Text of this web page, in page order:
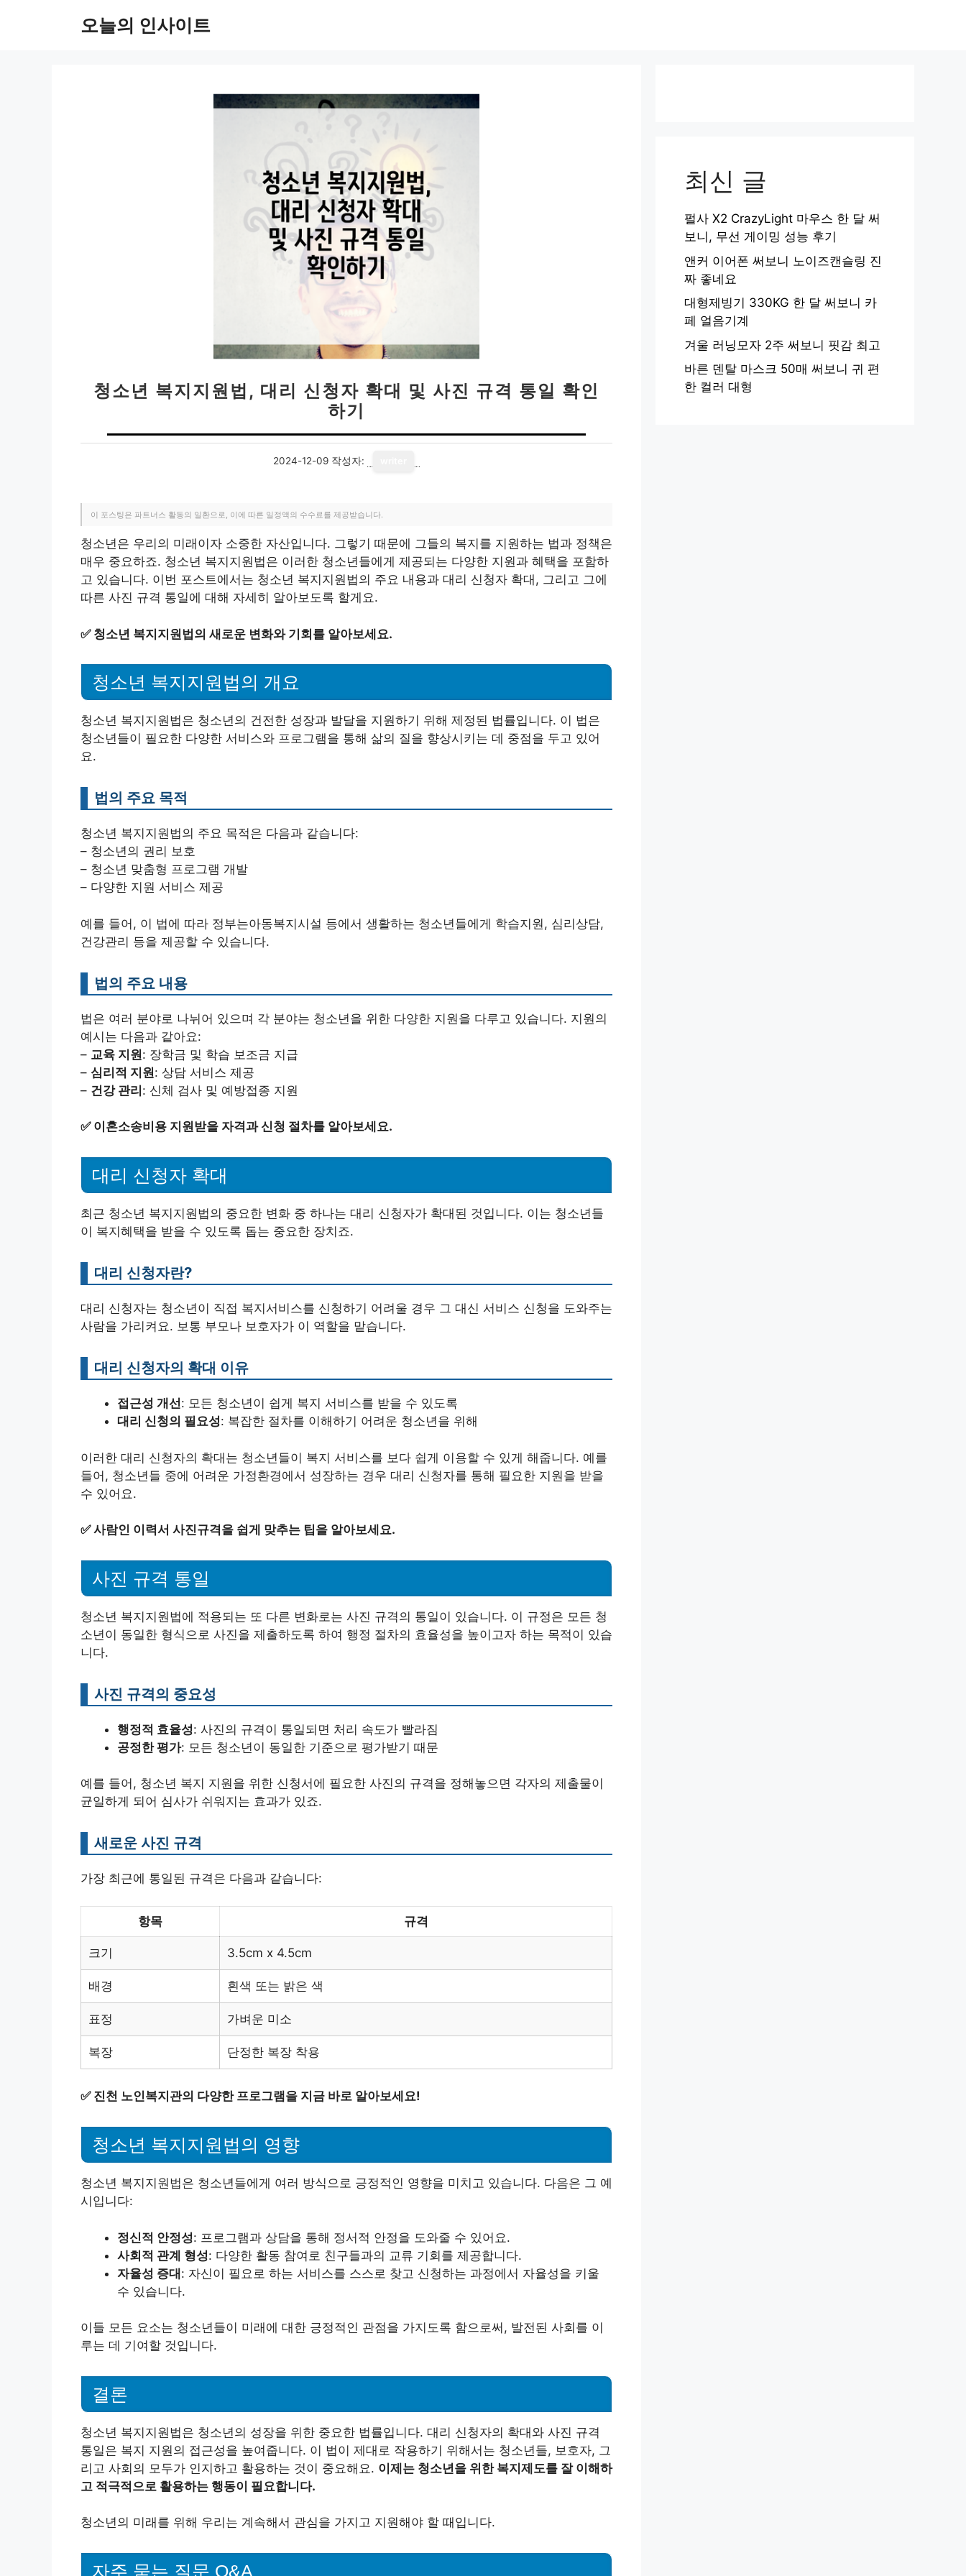
오늘의 인사이트
청소년 복지지원법, 대리 신청자 확대 및 사진 규격 통일 확인
하기
2024-12-09 작성자:
이 포스팅은 파트너스 활동의 일환으로, 이에 따른 일정액의 수수료를 제공받습니다.
청소년은 우리의 미래이자 소중한 자산입니다. 그렇기 때문에 그들의 복지를 지원하는 법과 정책은
매우 중요하죠. 청소년 복지지원법은 이러한 청소년들에게 제공되는 다양한 지원과 혜택을 포함하
고 있습니다. 이번 포스트에서는 청소년 복지지원법의 주요 내용과 대리 신청자 확대, 그리고 그에
따른 사진 규격 통일에 대해 자세히 알아보도록 할게요.
✅ 청소년 복지지원법의 새로운 변화와 기회를 알아보세요.
청소년 복지지원법의 개요
청소년 복지지원법은 청소년의 건전한 성장과 발달을 지원하기 위해 제정된 법률입니다. 이 법은
청소년들이 필요한 다양한 서비스와 프로그램을 통해 삶의 질을 향상시키는 데 중점을 두고 있어
요.
법의 주요 목적
청소년 복지지원법의 주요 목적은 다음과 같습니다:
– 청소년의 권리 보호
– 청소년 맞춤형 프로그램 개발
– 다양한 지원 서비스 제공
예를 들어, 이 법에 따라 정부는아동복지시설 등에서 생활하는 청소년들에게 학습지원, 심리상담,
건강관리 등을 제공할 수 있습니다.
법의 주요 내용
법은 여러 분야로 나뉘어 있으며 각 분야는 청소년을 위한 다양한 지원을 다루고 있습니다. 지원의
예시는 다음과 같아요:
– 교육 지원: 장학금 및 학습 보조금 지급
– 심리적 지원: 상담 서비스 제공
– 건강 관리: 신체 검사 및 예방접종 지원
✅ 이혼소송비용 지원받을 자격과 신청 절차를 알아보세요.
대리 신청자 확대
최근 청소년 복지지원법의 중요한 변화 중 하나는 대리 신청자가 확대된 것입니다. 이는 청소년들
이 복지혜택을 받을 수 있도록 돕는 중요한 장치죠.
대리 신청자란?
대리 신청자는 청소년이 직접 복지서비스를 신청하기 어려울 경우 그 대신 서비스 신청을 도와주는
사람을 가리켜요. 보통 부모나 보호자가 이 역할을 맡습니다.
대리 신청자의 확대 이유
접근성 개선: 모든 청소년이 쉽게 복지 서비스를 받을 수 있도록
대리 신청의 필요성: 복잡한 절차를 이해하기 어려운 청소년을 위해
이러한 대리 신청자의 확대는 청소년들이 복지 서비스를 보다 쉽게 이용할 수 있게 해줍니다. 예를
들어, 청소년들 중에 어려운 가정환경에서 성장하는 경우 대리 신청자를 통해 필요한 지원을 받을
수 있어요.
✅사람인 이력서 사진규격을 쉽게 맞추는 팁을 알아보세요.
사진 규격 통일
청소년 복지지원법에 적용되는 또 다른 변화로는 사진 규격의 통일이 있습니다. 이 규정은 모든 청
소년이 동일한 형식으로 사진을 제출하도록 하여 행정 절차의 효율성을 높이고자 하는 목적이 있습
니다.
사진 규격의 중요성
행정적 효율성: 사진의 규격이 통일되면 처리 속도가 빨라짐
공정한 평가: 모든 청소년이 동일한 기준으로 평가받기 때문
예를 들어, 청소년 복지 지원을 위한 신청서에 필요한 사진의 규격을 정해놓으면 각자의 제출물이
균일하게 되어 심사가 쉬워지는 효과가 있죠.
새로운 사진 규격
가장 최근에 통일된 규격은 다음과 같습니다:
항목 규격
크기 3.5cm x 4.5cm
배경 흰색 또는 밝은 색
표정 가벼운 미소
복장 단정한 복장 착용
✅ 진천 노인복지관의 다양한 프로그램을 지금 바로 알아보세요!
청소년 복지지원법의 영향
청소년 복지지원법은 청소년들에게 여러 방식으로 긍정적인 영향을 미치고 있습니다. 다음은 그 예
시입니다:
정신적 안정성: 프로그램과 상담을 통해 정서적 안정을 도와줄 수 있어요.
사회적 관계 형성: 다양한 활동 참여로 친구들과의 교류 기회를 제공합니다.
자율성 증대: 자신이 필요로 하는 서비스를 스스로 찾고 신청하는 과정에서 자율성을 키울
수 있습니다.
이들 모든 요소는 청소년들이 미래에 대한 긍정적인 관점을 가지도록 함으로써, 발전된 사회를 이
루는 데 기여할 것입니다.
결론
청소년 복지지원법은 청소년의 성장을 위한 중요한 법률입니다. 대리 신청자의 확대와 사진 규격
통일은 복지 지원의 접근성을 높여줍니다. 이 법이 제대로 작용하기 위해서는 청소년들, 보호자, 그
리고 사회의 모두가 인지하고 활용하는 것이 중요해요. 이제는 청소년을 위한 복지제도를 잘 이해하
고 적극적으로 활용하는 행동이 필요합니다.
청소년의 미래를 위해 우리는 계속해서 관심을 가지고 지원해야 할 때입니다.
자주 묻는 질문 Q&A
최신 글
펄사 X2 CrazyLight 마우스 한 달 써
보니, 무선 게이밍 성능 후기
앤커 이어폰 써보니 노이즈캔슬링 진
짜 좋네요
대형제빙기 330KG 한 달 써보니 카
페 얼음기계
겨울 러닝모자 2주 써보니 핏감 최고
바른 덴탈 마스크 50매 써보니 귀 편
한 컬러 대형